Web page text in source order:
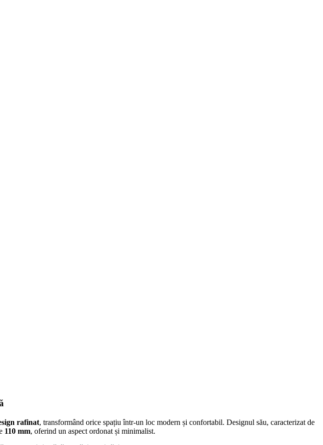
rafinat, transformând orice spațiu într-un loc modern și confortabil. Designul său, caracterizat de
110 mm, oferind un aspect ordonat și minimalist.